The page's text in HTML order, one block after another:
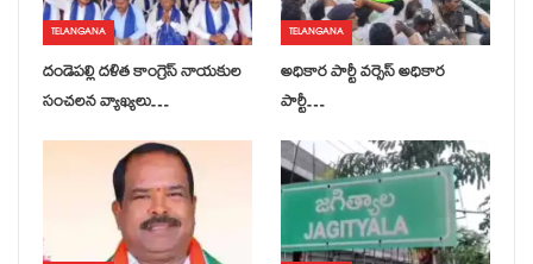
TELANGANA
దండెపల్లి దళిత కాంగ్రెస్ నాయకుల
సంచలన వ్యాఖ్యలు…
TELANGANA
అధికార పార్టీ వర్సెస్ అధికార
పార్టీ…